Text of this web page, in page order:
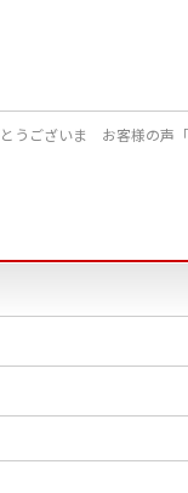
うございま
お客様の声